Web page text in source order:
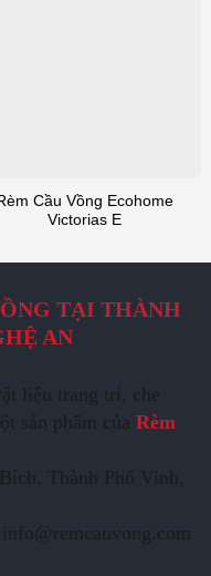
Cầu Vồng Ecohome
Victorias E
TẠI THÀNH
AN
liệu trang trí, che
sản phẩm của Rèm
Thành Phố Vinh,